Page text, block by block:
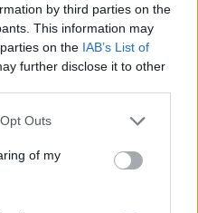
by third parties on the
This information may
on the IAB’s List of
further disclose it to other
uses one or more Google
You may click to
and its third-party tags to
purposes in below Google
Outs
of my
ο Σάντρο Τονάλι, ως
περί